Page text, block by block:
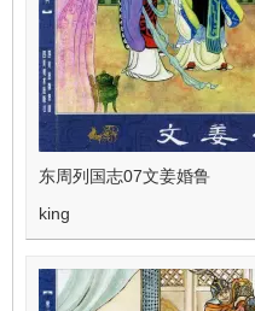
东周列国志07文姜婚鲁
king